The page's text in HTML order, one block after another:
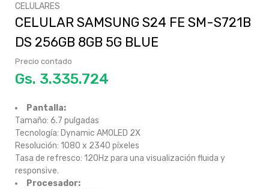
CELULARES
CELULAR SAMSUNG S24 FE SM-S721B
DS 256GB 8GB 5G BLUE
Precio contado
Gs.
Pantalla:
Tamaño: 6.7 pulgadas
Tecnología: Dynamic AMOLED 2X
Resolución: 1080 x 2340 píxeles
Tasa de refresco: 120Hz para una visualización fluida y
responsive.
Procesador: